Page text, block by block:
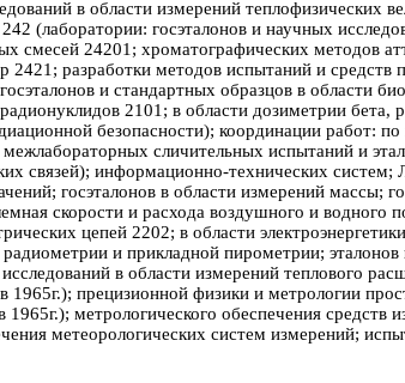
в области измерений теплофизических
(лаборатории: госэталонов и научных
смесей 24201; хроматографических методов
разработки методов испытаний и средств
и стандартных образцов в области
2101; в области дозиметрии бета,
безопасности); координации работ:
сличительных испытаний и
связей); информационно-технических
госэталонов в области измерений массы;
скорости и расхода воздушного и водного
цепей 2202; в области
и прикладной пирометрии;
в области измерений теплового
1965г.); прецизионной физики и метрологии
метрологического обеспечения средств
метеорологических систем измерений;